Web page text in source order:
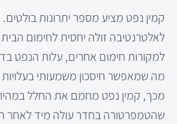
קמין נפט מציע מספר יתרונות
לאלטרנטיבה זולה יחסית לחימום
למקורות חימום אחרים, עלות הנפט
מה שמאפשר חיסכון משמעותי
מכך, קמין נפט מחמם את החלל
שהטמפרטורה בחדר עולה מיד לאחר